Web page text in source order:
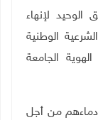
لإنهاء
الوطنية
الجامعة
دماءهم من أجل